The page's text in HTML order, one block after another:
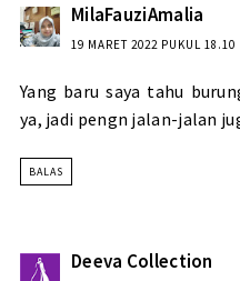
MilaFauziAmalia
19 MARET 2022 PUKUL 18.10
Yang baru saya tahu
ya, jadi pengn jalan-jalan
BALAS
Deeva Collection